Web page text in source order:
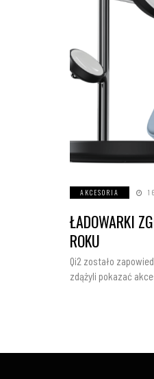
AKCESORIA
ŁADOWARKI
ROKU
Qi2 zostało
zdążyli pokazać